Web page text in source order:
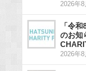
2026年
「令
のお知
2026年